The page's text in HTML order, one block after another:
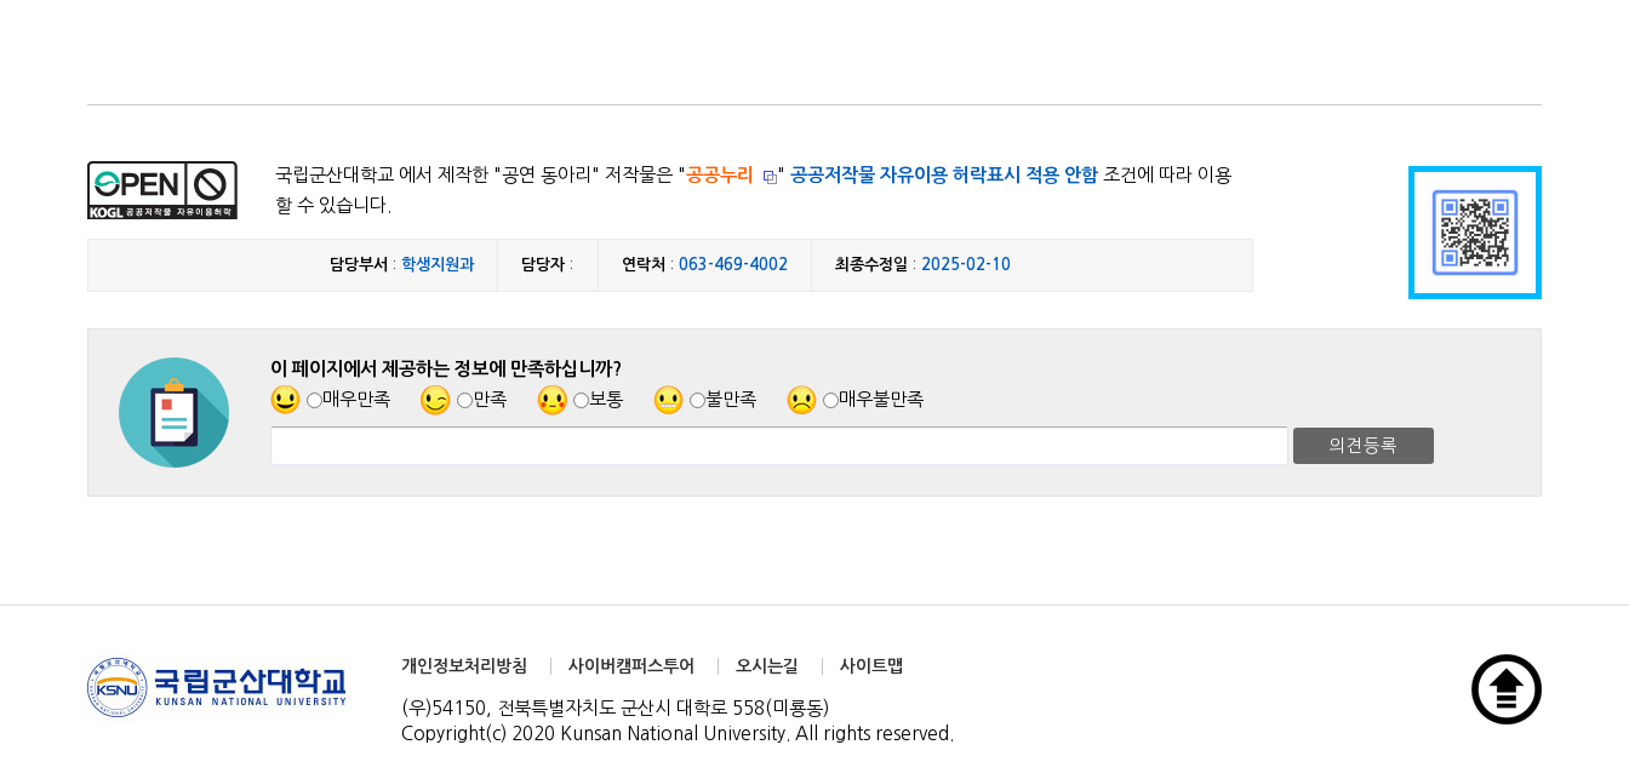
국립군산대학교 에서 제작한 "공연 동아리 " 저작물은 "공공누리 " 공공저작물 자유이용 허락표시 적용 안함조건에 따라 이용
할 수 있습니다.
담당부서 : 학생지원과 담당자 : 연락처 : 063-469-4002 최종수정일 : 2025-02-10
이 페이지에서 제공하는 정보에 만족하십니까?
매우만족
만족 보통 불만족 매우불만족
개인정보처리방침 사이버캠퍼스투어 오시는길 사이트맵
(우)54150, 전북특별자치도 군산시 대학로 558(미룡동)
Copyright(c) 2020 Kunsan National University. All rights reserved.